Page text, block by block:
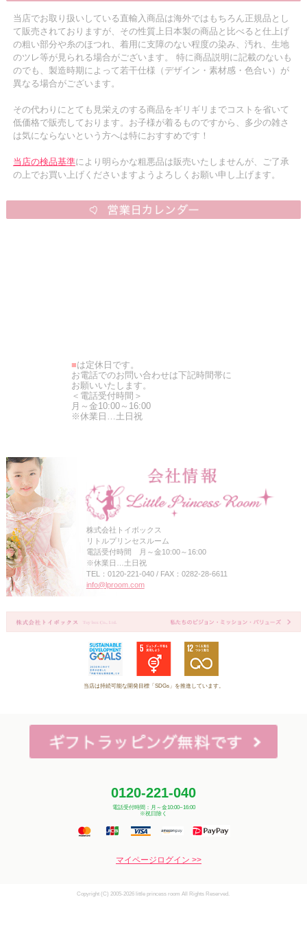
当店でお取り扱いしている直輸入商品は海外ではもちろん正規品とし
て販売されておりますが、その性質上日本製の商品と比べると仕上げ
の粗い部分や糸のほつれ、着用に支障のない程度の染み、汚れ、生地
のツレ等が見られる場合がございます。 特に商品説明に記載のないも
のでも、製造時期によって若干仕様（デザイン・素材感・色合い）が
異なる場合がございます。
その代わりにとても見栄えのする商品をギリギリまでコストを省いて
低価格で販売しております。お子様が着るものですから、多少の雑さ
は気にならないという方へは特におすすめです！
当店の検品基準により明らかな粗悪品は販売いたしませんが、ご了承
の上でお買い上げくださいますようよろしくお願い申し上げます。
■は定休日です。
お電話でのお問い合わせは下記時間帯に
お願いいたします。
＜電話受付時間＞
月～金10:00～16:00
※休業日…土日祝
株式会社トイボックス
リトルプリンセスルーム
電話受付時間 月～金10:00～16:00
※休業日…土日祝
TEL：0120-221-040 / FAX：0282-28-6611
info@lproom.com
当店は持続可能な開発目標「SDGs」を推進しています。
0120-221-040
電話受付時間：月～金10:00~16:00
※祝日除く
マイページログイン >>
Copyright (C) 2005-2026 little princess room All Rights Reserved.